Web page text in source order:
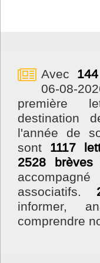
Avec
06-08-
première
destination
l'année de
sont 1117
2528 brèves
associatifs.
informer,
comprendre